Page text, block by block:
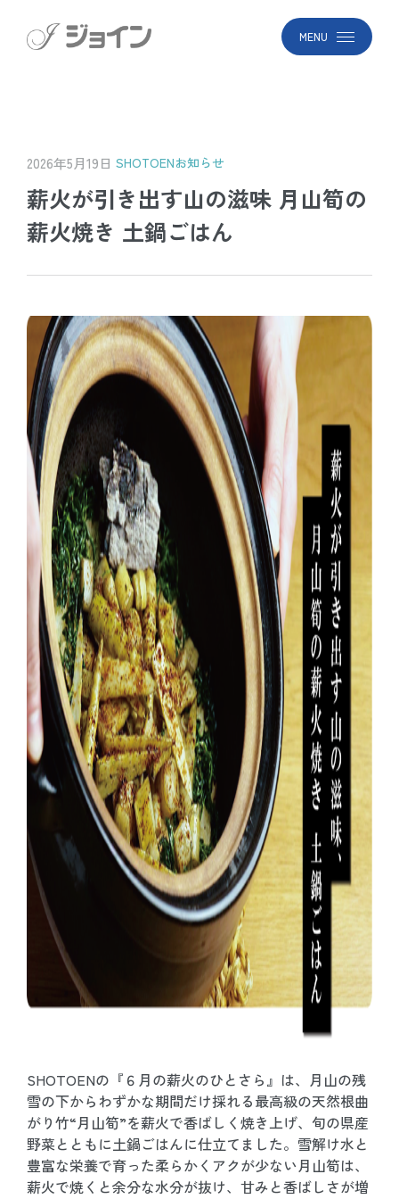
MENU
2026年5月19日 SHOTOENお知らせ
薪火が引き出す山の滋味 月山筍の
薪火焼き 土鍋ごはん
SHOTOENの『６月の薪火のひとさら』は、月山の残
雪の下からわずかな期間だけ採れる最高級の天然根曲
がり竹“月山筍”を薪火で香ばしく焼き上げ、旬の県産
野菜とともに土鍋ごはんに仕立てました。雪解け水と
豊富な栄養で育った柔らかくアクが少ない月山筍は、
薪火で焼くと余分な水分が抜け、甘みと香ばしさが増